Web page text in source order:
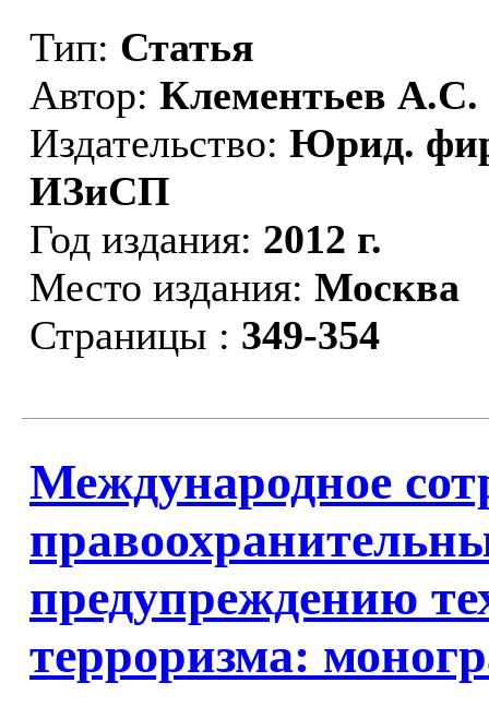
Тип: Статья
Автор: Клементьев А.С.
Издательство: Юрид.
ИЗиСП
Год издания: 2012 г.
Место издания: Москва
Страницы : 349-354
Международное
предупреждению
терроризма: